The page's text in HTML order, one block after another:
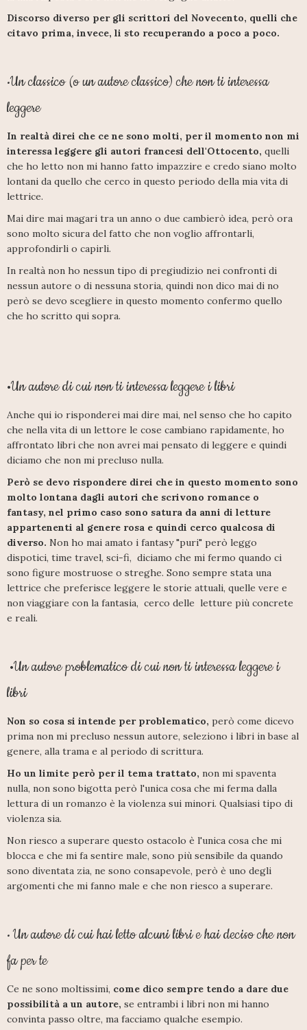
Discorso diverso per gli scrittori del Novecento, quelli che
citavo prima, invece, li sto recuperando a poco a poco.
•Un classico (o un autore classico) che non ti interessa
leggere
In realtà direi che ce ne sono molti, per il momento non mi
interessa leggere gli autori francesi dell'Ottocento, quelli
che ho letto non mi hanno fatto impazzire e credo siano molto
lontani da quello che cerco in questo periodo della mia vita di
lettrice.
Mai dire mai magari tra un anno o due cambierò idea, però ora
sono molto sicura del fatto che non voglio affrontarli,
approfondirli o capirli.
In realtà non ho nessun tipo di pregiudizio nei confronti di
nessun autore o di nessuna storia, quindi non dico mai di no
però se devo scegliere in questo momento confermo quello
che ho scritto qui sopra.
•Un autore di cui non ti interessa leggere i libri
Anche qui io risponderei mai dire mai, nel senso che ho capito
che nella vita di un lettore le cose cambiano rapidamente, ho
affrontato libri che non avrei mai pensato di leggere e quindi
diciamo che non mi precluso nulla.
Però se devo rispondere direi che in questo momento sono
molto lontana dagli autori che scrivono romance o
fantasy, nel primo caso sono satura da anni di letture
appartenenti al genere rosa e quindi cerco qualcosa di
diverso. Non ho mai amato i fantasy "puri" però leggo
dispotici, time travel, sci-fi, diciamo che mi fermo quando ci
sono figure mostruose o streghe. Sono sempre stata una
lettrice che preferisce leggere le storie attuali, quelle vere e
non viaggiare con la fantasia, cerco delle letture più concrete
e reali.
•Un autore problematico di cui non ti interessa leggere i
libri
Non so cosa si intende per problematico, però come dicevo
prima non mi precluso nessun autore, seleziono i libri in base al
genere, alla trama e al periodo di scrittura.
Ho un limite però per il tema trattato, non mi spaventa
nulla, non sono bigotta però l'unica cosa che mi ferma dalla
lettura di un romanzo è la violenza sui minori. Qualsiasi tipo di
violenza sia.
Non riesco a superare questo ostacolo è l'unica cosa che mi
blocca e che mi fa sentire male, sono più sensibile da quando
sono diventata zia, ne sono consapevole, però è uno degli
argomenti che mi fanno male e che non riesco a superare.
•Un autore di cui hai letto alcuni libri e hai deciso che non
fa per te
Ce ne sono moltissimi, come dico sempre tendo a dare due
possibilità a un autore, se entrambi i libri non mi hanno
convinta passo oltre, ma facciamo qualche esempio.